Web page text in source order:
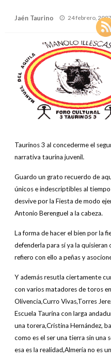
Jaén Taurino
Publicado
24 febrero, 2007
Taurinos 3 al concederme el
narrativa taurina juvenil.
Guardo un grato recuerdo de
únicos e indescriptibles al
desvive por la Fiesta de modo
Antonio Berenguel a la cabeza.
La forma de hacer el bien por la
defenderla para sí ya la
refiero con ello a peñas y
Y además resutla ciertamente
con varios matadores de toros
Olivencia,Curro Vivas,Torres
Escuela Taurina con larga
una torera,Cristina Hernández,
como es el ser una tierra sin una
esa es la realidad,Almería no es